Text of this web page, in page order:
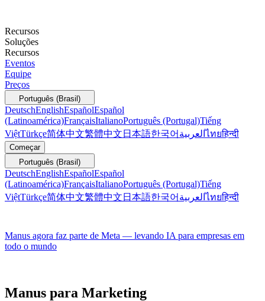
Recursos
Soluções
Recursos
Eventos
Equipe
Preços
Português (Brasil)
DeutschEnglishEspañolEspañol
(Latinoamérica)FrançaisItalianoPortuguês (Portugal)Tiếng
ViệtTürkçe简体中文繁體中文 日本語한국어 العربيةไทยहिन्दी
Começar
Português (Brasil)
DeutschEnglishEspañolEspañol
(Latinoamérica)FrançaisItalianoPortuguês (Portugal)Tiếng
ViệtTürkçe简体中文繁體中文 日本語한국어 العربيةไทยहिन्दी
Manus agora faz parte de Meta — levando IA para empresas em
todo o mundo
Manus para Marketing